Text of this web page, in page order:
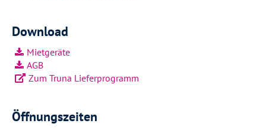
Download
Mietgeräte
AGB
Zum Truna Lieferprogramm
Öffnungszeiten